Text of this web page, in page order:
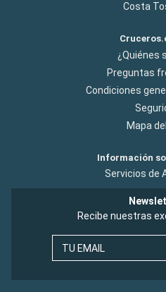
Costa
¿Quiénes
Preguntas
Condiciones
Mapa
Información
Servicios de
Recibe nuestras
TU EMAIL